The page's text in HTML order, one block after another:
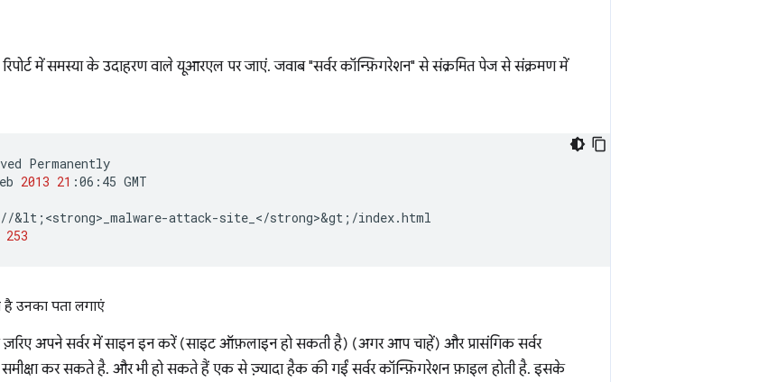
रिपोर्ट में समस्या के उदाहरण वाले यूआरएल पर जाएं. जवाब "सर्वर कॉन्फ़िगरेशन" से संक्रमित पेज से संक्रमण में
Permanently
2013 21 :06:45 GMT
&lt ; <strong>_malware-attack-site_</strong>&gt ; /index.html
253
उनका पता लगाएं
अपने सर्वर में साइन इन करें (साइट ऑफ़लाइन हो सकती है) (अगर आप चाहें) और प्रासंगिक सर्वर
कर सकते है. और भी हो सकते हैं एक से ज़्यादा हैक की गईं सर्वर कॉन्फ़िगरेशन फ़ाइल होती है. इसके